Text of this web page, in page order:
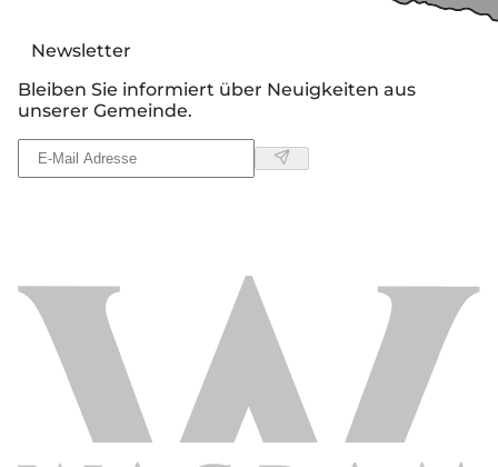
Newsletter
Bleiben Sie informiert über Neuigkeiten aus
unserer Gemeinde.